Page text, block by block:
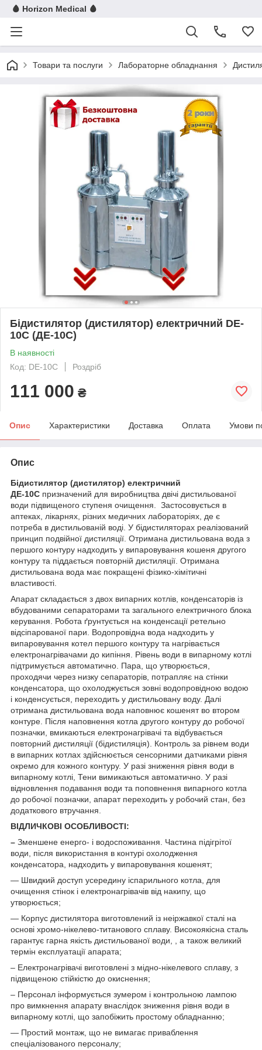
🩸 Horizon Medical 🩸
Товари та послуги Лабораторне обладнання
Бідистилятор (дистилятор) електричний DE-
10С (ДЕ-10С)
В наявності
Код: DE-10С
Роздріб
111 000 ₴
Опис Характеристики Доставка Оплата Умови
Опис
Бідистилятор (дистилятор) електричний
ДЕ-10С призначений для виробництва двічі дистильованої
води підвищеного ступеня очищення. Застосовується в
аптеках, лікарнях, різних медичних лабораторіях, де є
потреба в дистильованій воді. У бідистиляторах реалізований
принцип подвійної дистиляції. Отримана дистильована вода з
першого контуру надходить у випаровування кошеня другого
контуру та піддається повторній дистиляції. Отримана
дистильована вода має покращені фізико-хімітичні
властивості.
Апарат складається з двох випарних котлів, конденсаторів із
вбудованими сепараторами та загального електричного блока
керування. Робота ґрунтується на конденсації ретельно
відсіпарованої пари. Водопровідна вода надходить у
випаровування котел першого контуру та нагрівається
електронагрівачами до кипіння. Рівень води в випарному котлі
підтримується автоматично. Пара, що утворюється,
проходячи через низку сепараторів, потрапляє на стінки
конденсатора, що охолоджується зовні водопровідною водою
і конденсується, переходить у дистильовану воду. Далі
отримана дистильована вода наповнює кошенят во втором
контуре. Після наповнення котла другого контуру до робочої
позначки, вмикаються електронагрівачі та відбувається
повторний дистиляції (бідистиляція). Контроль за рівнем води
в випарних котлах здійснюється сенсорними датчиками рівня
окремо для кожного контуру. У разі зниження рівня води в
випарному котлі, Тени вимикаються автоматично. У разі
відновлення подавання води та поповнення випарного котла
до робочої позначки, апарат переходить у робочий стан, без
додаткового втручання.
ВІДЛИЧКОВІ ОСОБЛИВОСТІ:
– Зменшене енерго- і водоспоживання. Частина підігрітої
води, після використання в контурі охолодження
конденсатора, надходить у випаровування кошенят;
— Швидкий доступ усередину іспарильного котла, для
очищення стінок і електронагрівачів від накипу, що
утворюється;
— Корпус дистилятора виготовлений із неіржавкої сталі на
основі хромо-нікелево-титанового сплаву. Високоякісна сталь
гарантує гарна якість дистильованої води, , а також великий
термін експлуатації апарата;
– Електронагрівачі виготовлені з мідно-нікелевого сплаву, з
підвищеною стійкістю до окиснення;
– Персонал інформується зумером і контрольною лампою
про вимкнення апарату внаслідок зниження рівня води в
випарному котлі, що запобіжить простому обладнанню;
— Простий монтаж, що не вимагає приваблення
спеціалізованого персоналу;